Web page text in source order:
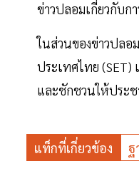
ข่าวปลอมเกี่ยวกับก
ในส่วนของข่าวปลอ
ประเทศไทย (SET)
และชักชวนให้ประ
แท็กที่เกี่ยวข้อง ฐ